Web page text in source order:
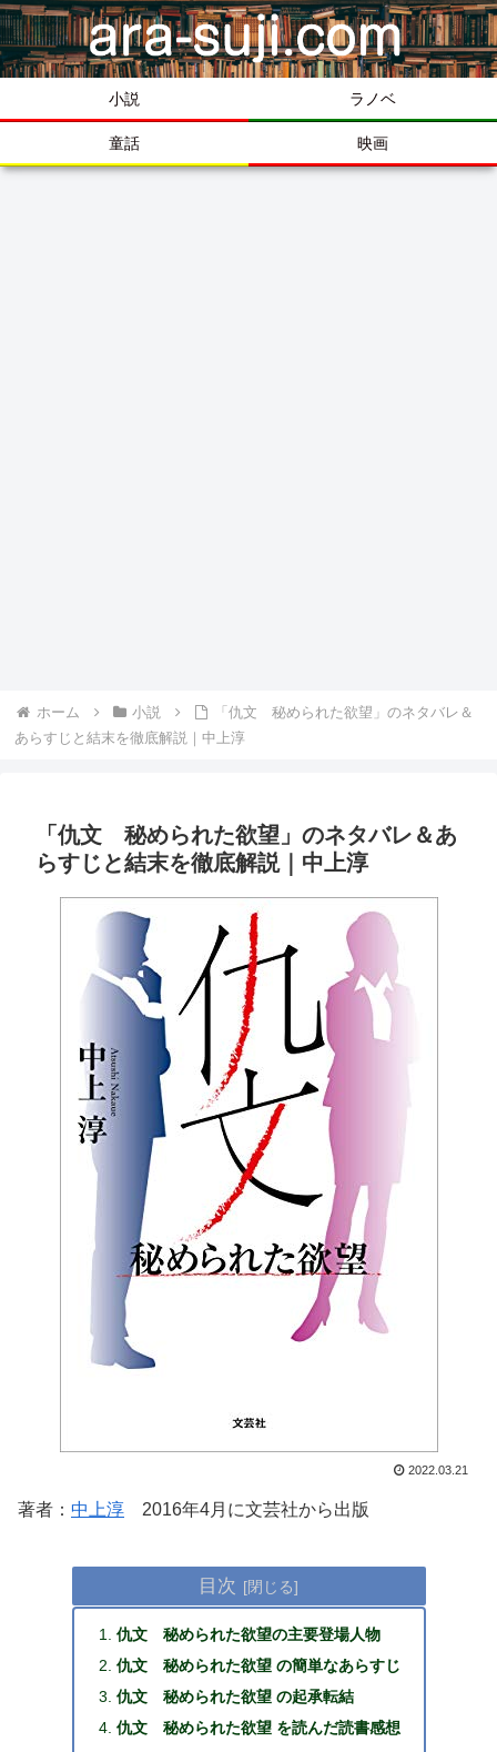
小説 ラノベ
童話 映画
ホーム 小説
「仇文 秘められた欲望」のネタバレ＆
あらすじと結末を徹底解説｜中上淳
「仇文 秘められた欲望」のネタバレ＆あ
らすじと結末を徹底解説｜中上淳
2022.03.21
著者： 中上淳 2016年4月に文芸社から出版
目次
仇文 秘められた欲望の主要登場人物
仇文 秘められた欲望 の簡単なあらすじ
仇文 秘められた欲望 の起承転結
仇文 秘められた欲望 を読んだ読書感想